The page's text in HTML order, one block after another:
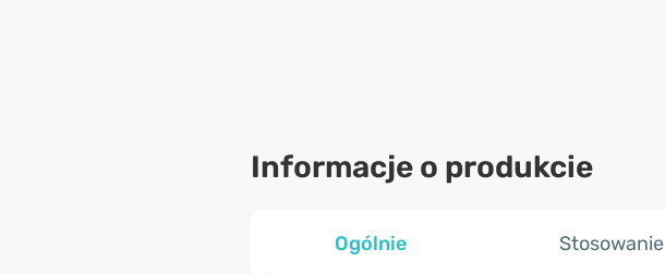
Informacje o produkcie
Ogólnie Stosowanie